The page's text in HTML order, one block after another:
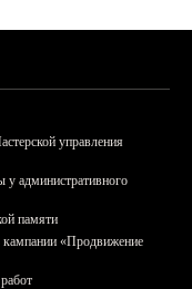
управления
у административного
памяти
кампании «Продвижение